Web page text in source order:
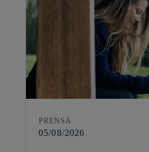
PRENSA
05/08/2026